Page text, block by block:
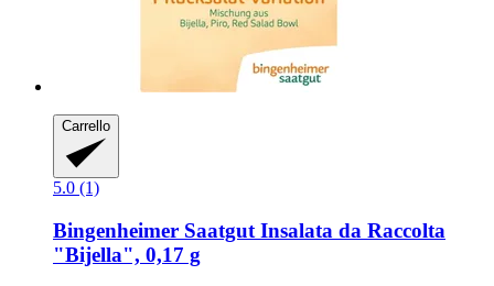
Carrello
5.0 (1)
Bingenheimer Saatgut Insalata da Raccolta
"Bijella", 0,17 g